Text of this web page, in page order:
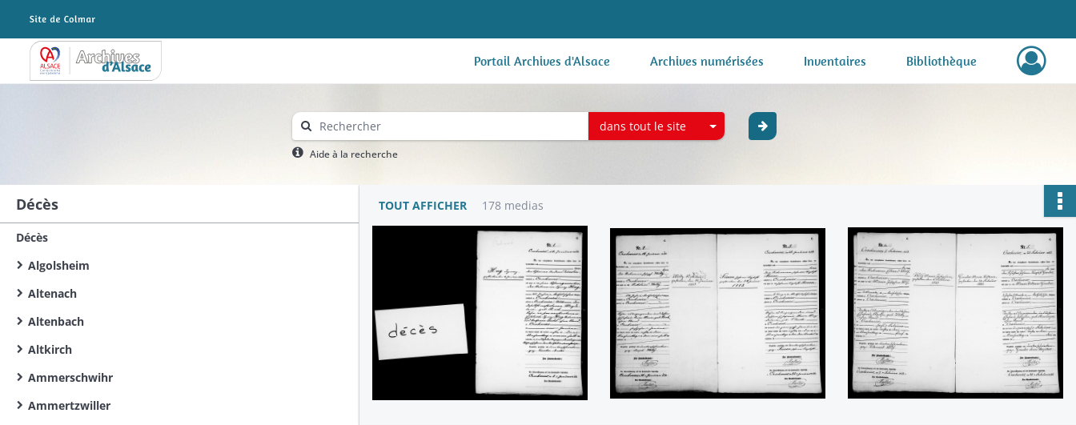
Archives Alsace - Colmar Portail Archives d'Alsace Archives numérisées Inventaires Bibliothèque
dans tout le site
Aide à la recherche
Décès
Décès
Algolsheim
Altenach
Altenbach
Altkirch
Ammerschwihr
Ammertzwiller
TOUT AFFICHER 178 medias